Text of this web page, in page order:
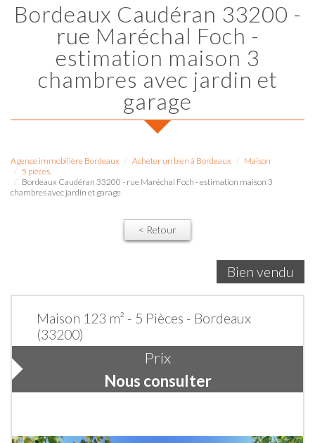
Bordeaux Caudéran 33200 -
rue Maréchal Foch -
estimation maison 3
chambres avec jardin et
garage
Agence immobilière Bordeaux Acheter un bien à Bordeaux
Maison
5 pièces.
Bordeaux Caudéran 33200 - rue Maréchal Foch - estimation maison 3
chambres avec jardin et garage
< Retour
Bien vendu
Maison 123 m² - 5 Pièces - Bordeaux
(33200)
Prix
Nous consulter